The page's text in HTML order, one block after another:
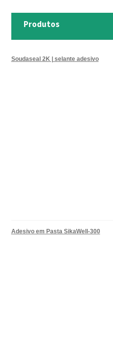
Produtos
Soudaseal 2K | selante adesivo
Adesivo em Pasta SikaWell-300